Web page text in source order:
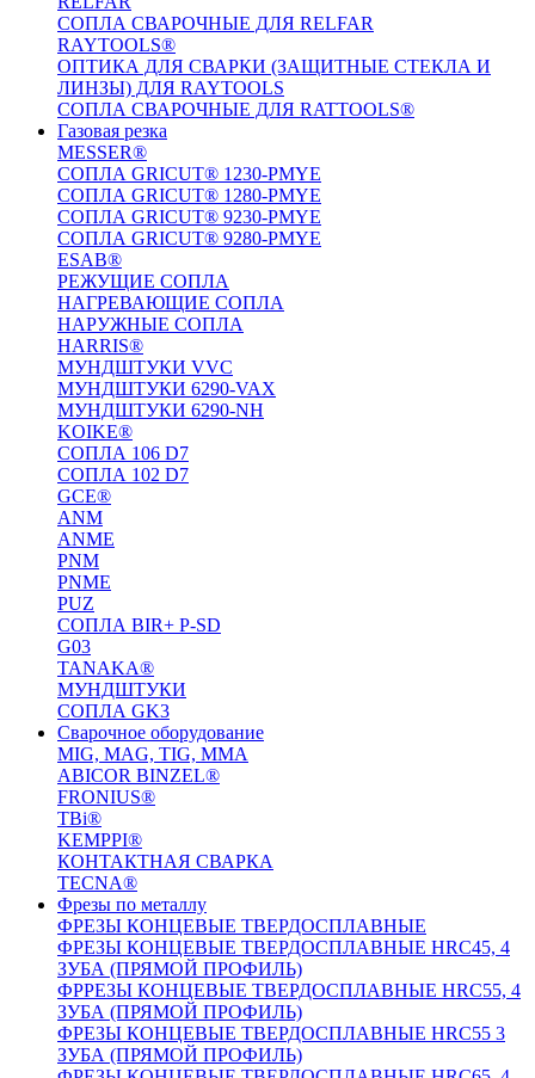
СОПЛА СВАРОЧНЫЕ ДЛЯ RELFAR
RAYTOOLS®
ОПТИКА ДЛЯ СВАРКИ (ЗАЩИТНЫЕ СТЕКЛА И
ЛИНЗЫ) ДЛЯ RAYTOOLS
СОПЛА СВАРОЧНЫЕ ДЛЯ RATTOOLS®
Газовая резка
MESSER®
СОПЛА GRICUT® 1230-PMYE
СОПЛА GRICUT® 1280-PMYE
СОПЛА GRICUT® 9230-PMYE
СОПЛА GRICUT® 9280-PMYE
ESAB®
РЕЖУЩИЕ СОПЛА
НАГРЕВАЮЩИЕ СОПЛА
НАРУЖНЫЕ СОПЛА
HARRIS®
МУНДШТУКИ VVC
МУНДШТУКИ 6290-VAX
МУНДШТУКИ 6290-NH
KOIKE®
СОПЛА 106 D7
СОПЛА 102 D7
GCE®
ANM
ANME
PNM
PNME
PUZ
СОПЛА BIR+ P-SD
G03
TANAKA®
МУНДШТУКИ
СОПЛА GK3
Сварочное оборудование
MIG, MAG, TIG, MMA
ABICOR BINZEL®
FRONIUS®
TBi®
KEMPPI®
КОНТАКТНАЯ СВАРКА
TECNA®
Фрезы по металлу
ФРЕЗЫ КОНЦЕВЫЕ ТВЕРДОСПЛАВНЫЕ
ФРЕЗЫ КОНЦЕВЫЕ ТВЕРДОСПЛАВНЫЕ HRC45, 4
ЗУБА (ПРЯМОЙ ПРОФИЛЬ)
ФРРЕЗЫ КОНЦЕВЫЕ ТВЕРДОСПЛАВНЫЕ HRC55, 4
ЗУБА (ПРЯМОЙ ПРОФИЛЬ)
ФРЕЗЫ КОНЦЕВЫЕ ТВЕРДОСПЛАВНЫЕ HRC55 3
ЗУБА (ПРЯМОЙ ПРОФИЛЬ)